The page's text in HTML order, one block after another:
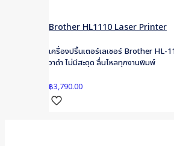
Brother HL1110 Laser Printer
เครื่องปริ้นเตอร์เลเซอร์ Brother HL-
วาดำ ไม่มีสะดุด ลื่นไหลทุกงานพิมพ์
฿3,790.00